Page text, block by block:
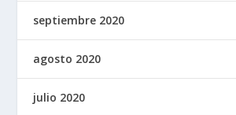
septiembre 2020
agosto 2020
julio 2020